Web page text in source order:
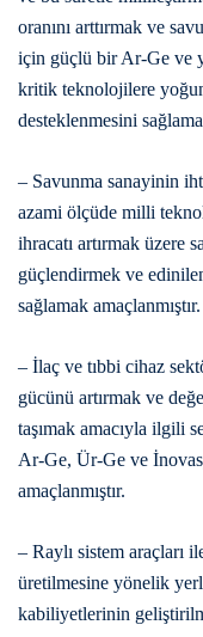
oranını arttırmak ve
için güçlü bir Ar-Ge ve
kritik teknolojilere
desteklenmesini
– Savunma sanayinin
azami ölçüde milli
ihracatı artırmak üzere
güçlendirmek ve
sağlamak amaçlanmıştır.
– İlaç ve tıbbi cihaz
gücünü artırmak ve
taşımak amacıyla ilgili
Ar-Ge, Ür-Ge ve
amaçlanmıştır.
– Raylı sistem araçları
üretilmesine yönelik
kabiliyetlerinin